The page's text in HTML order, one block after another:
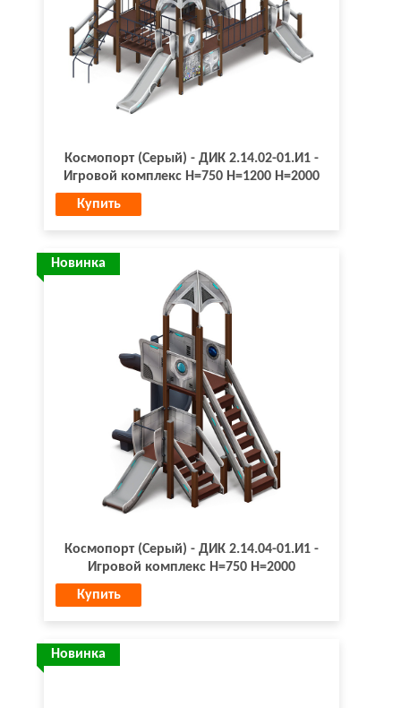
Космопорт (Серый) - ДИК 2.14.02-01.И1 -
Игровой комплекс H=750 H=1200 H=2000
Купить
Новинка
Космопорт (Серый) - ДИК 2.14.04-01.И1 -
Игровой комплекс H=750 H=2000
Купить
Новинка